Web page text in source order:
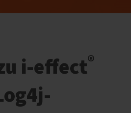
i‑effect®